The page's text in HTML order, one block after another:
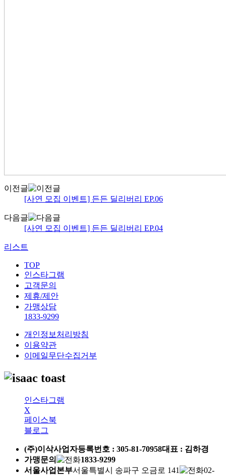
이전글
[사연 모집 이벤트] 든든 딜리버리 EP.06
다음글
[사연 모집 이벤트] 든든 딜리버리 EP.04
리스트
TOP
인스타그램
고객문의
제휴/제안
가맹상담
1833-9299
개인정보처리방침
이용약관
이메일무단수집거부
인스타그램
X
페이스북
블로그
(주)이삭사업자등록번호 : 305-81-70958대표 : 김하경
가맹문의
1833-9299
서울사업본부서울특별시 송파구 오금로 141
02-